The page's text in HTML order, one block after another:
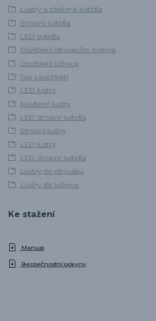
Lustry a závěsná svítidla
Stropní svítidla
LED svítidla
Osvětlení obývacího pokoje
Osvětlení ložnice
Trio Leuchten
LED lustry
Moderní lustry
LED stropní svítidla
Stropní lustry
LED lustry
LED stropní svítidla
Lustry do obýváku
Lustry do ložnice
Ke stažení
Manual
Bezpečnostní pokyny